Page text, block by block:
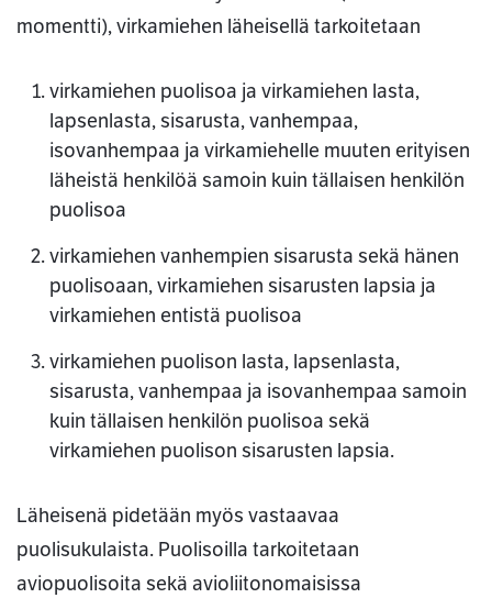
momentti), virkamiehen läheisellä tarkoitetaan
virkamiehen puolisoa ja virkamiehen lasta,
lapsenlasta, sisarusta, vanhempaa,
isovanhempaa ja virkamiehelle muuten erityisen
läheistä henkilöä samoin kuin tällaisen henkilön
puolisoa
virkamiehen vanhempien sisarusta sekä hänen
puolisoaan, virkamiehen sisarusten lapsia ja
virkamiehen entistä puolisoa
virkamiehen puolison lasta, lapsenlasta,
sisarusta, vanhempaa ja isovanhempaa samoin
kuin tällaisen henkilön puolisoa sekä
virkamiehen puolison sisarusten lapsia.
Läheisenä pidetään myös vastaavaa
puolisukulaista. Puolisoilla tarkoitetaan
aviopuolisoita sekä avioliitonomaisissa